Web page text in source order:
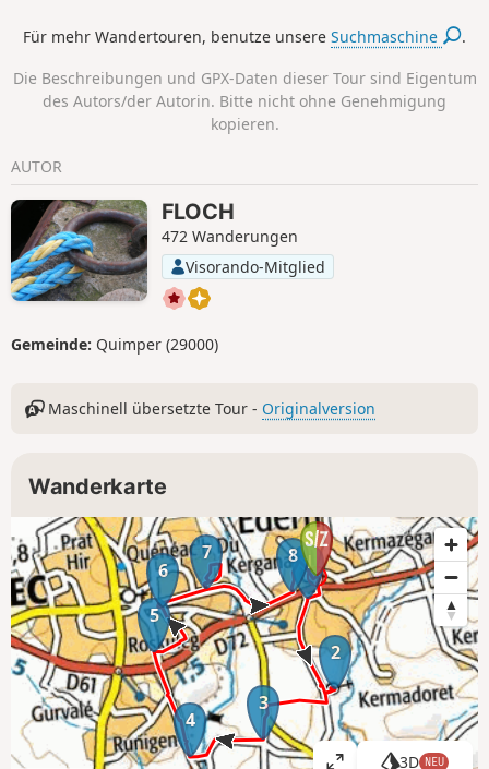
Für mehr Wandertouren, benutze unsereSuchmaschine .
Die Beschreibungen und GPX-Daten dieser Tour sind Eigentum
des Autors/der Autorin. Bitte nicht ohne Genehmigung
kopieren.
AUTOR
FLOCH
472 Wanderungen
Visorando-Mitglied
Gemeinde: Quimper (29000)
Maschinell übersetzte Tour - Originalversion
Wanderkarte
1
2
3
4
5
6
7 8
3D NEU